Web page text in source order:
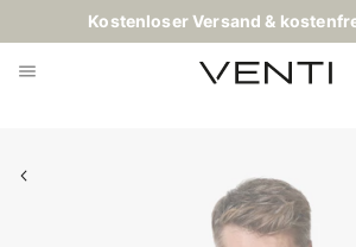
Kostenloser Versand &